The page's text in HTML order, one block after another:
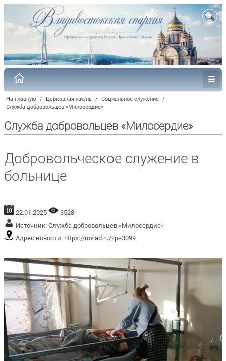
На главную / Церковная жизнь / Социальное служение /
Служба добровольцев «Милосердие»
Служба добровольцев «Милосердие»
Добровольческое служение в
больнице
22.01.2025
3528
Источник: Служба добровольцев «Милосердие»
Адрес новости: https://mvlad.ru/?p=3099